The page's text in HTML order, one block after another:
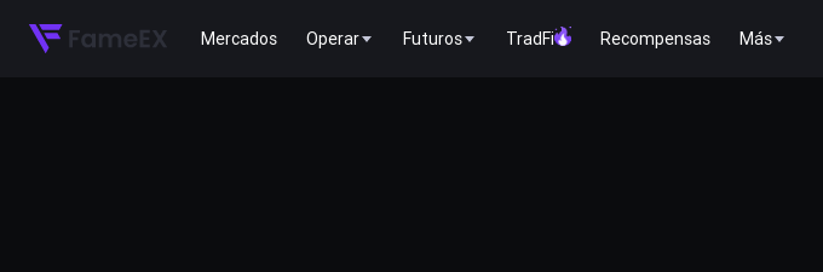
Mercados Operar Futuros TradFi Recompensas Más